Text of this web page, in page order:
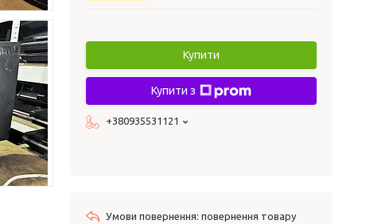
Купити
Купити з
+380935531121
повернення товару